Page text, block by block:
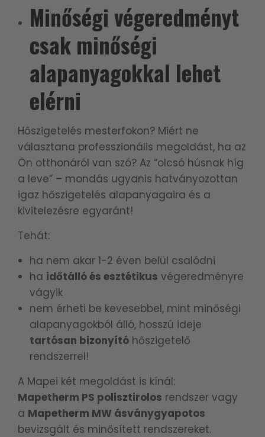
Minőségi végeredményt
csak minőségi
alapanyagokkal lehet
elérni
Hőszigetelés mesterfokon? Miért ne
választana professzionális megoldást, ha az
Ön otthonáról van szó? Az “olcsó húsnak híg
a leve” – mondás ugyanis hatványozottan
igaz hőszigetelés alapanyagaira és a
kivitelezésre egyaránt!
Tehát:
ha nem akar 1-2 éven belül csalódni
ha időtálló és esztétikus végeredményre
vágyik
nem érheti be kevesebbel, mint minőségi
alapanyagokból álló, hosszú ideje
tartósan bizonyító hőszigetelő
rendszerrel!
A Mapei két megoldást is kínál:
Mapetherm PS polisztirolos rendszer vagy
a Mapetherm MW ásványgyapotos
bevizsgált és minősített rendszereket.